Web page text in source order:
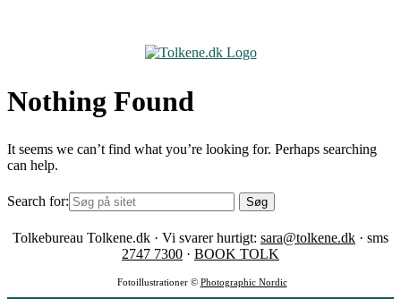
Nothing Found
It seems we can’t find what you’re looking for. Perhaps searching
can help.
Search for:
Tolkebureau Tolkene.dk · Vi svarer hurtigt: sara@tolkene.dk · sms
2747 7300 · BOOK TOLK
Fotoillustrationer © Photographic Nordic